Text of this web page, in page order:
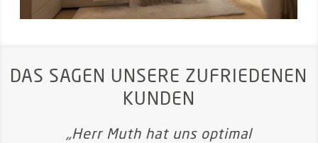
DAS SAGEN UNSERE ZUFRIEDENEN
KUNDEN
„Herr Muth hat uns optimal